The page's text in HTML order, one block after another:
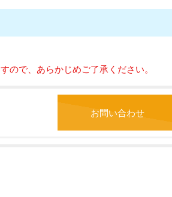
で、あらかじめご了承ください。
お問い合わせ